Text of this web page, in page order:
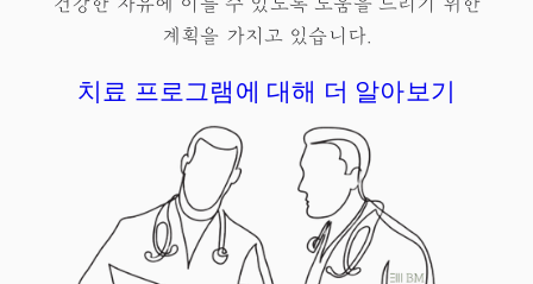
계획을 가지고 있습니다.
치료 프로그램에 대해 더 알아보기